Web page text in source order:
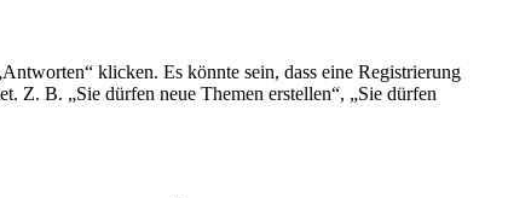
klicken. Es könnte sein, dass eine Registrierung
Z. B. „Sie dürfen neue Themen erstellen“, „Sie dürfen